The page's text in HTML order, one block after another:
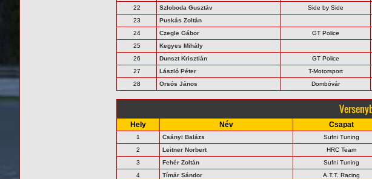
22
Szloboda Gusztáv Side by Side
23
Puskás Zoltán
24
Czegle Gábor GT Police
25
Kegyes Mihály
26
Dunszt Krisztián GT Police
27
László Péter T-Motorsport
28
Orsós János Dombóvár
Hely Név Csapat
1 Csányi Balázs Sufni Tuning
2
Leitner Norbert HRC Team
3
Fehér Zoltán Sufni Tuning
4
Tímár Sándor A.T.T. Racing